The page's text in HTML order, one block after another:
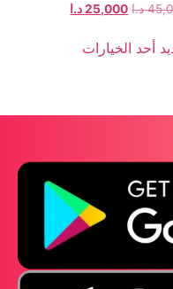
د.ا 25,000 د.ا
أحد الخيارات